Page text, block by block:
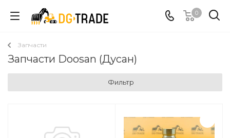
0
Запчасти
Запчасти Doosan (Дусан)
Фильтр